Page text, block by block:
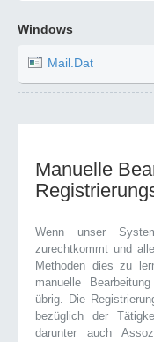
Windows
Mail.Dat
Manuelle
Wenn unser
zurechtkommt und
Methoden dies zu
manuelle
übrig. Die
bezüglich der
darunter auch